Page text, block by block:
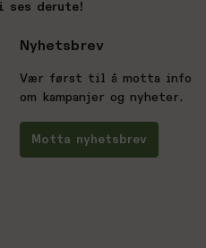
ses derute!
Nyhetsbrev
Vær først til å motta info
om kampanjer og nyheter.
Motta nyhetsbrev